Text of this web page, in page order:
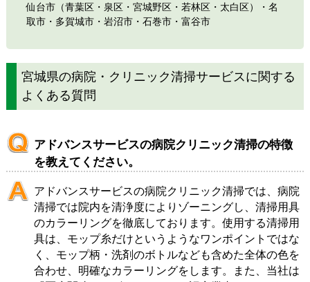
仙台市（青葉区・ 泉区・ 宮城野区・ 若林区・ 太白区）・ 名
取市・ 多賀城市・ 岩沼市・ 石巻市・ 富谷市
宮城県の病院・クリニック清掃サービスに関する
よくある質問
アドバンスサービスの病院クリニック清掃の特徴
を教えてください。
アドバンスサービスの病院クリニック清掃では、病院
清掃では院内を清浄度によりゾーニングし、清掃用具
のカラーリングを徹底しております。使用する清掃用
具は、モップ糸だけというようなワンポイントではな
く、モップ柄・洗剤のボトルなども含めた全体の色を
合わせ、明確なカラーリングをします。また、当社は